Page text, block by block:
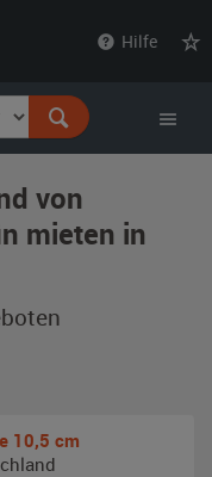
Hilfe
von
mieten in
10,5 cm